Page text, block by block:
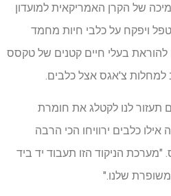
של הקרן האמריקאית למועדון
ויפקח על כלבי חיות מחמד
להוראת בעלי חיים קטנים של טקסס
תעזור לנו לקטלג את חומרת
כלבים ירוויחו הכי הרבה
הניקוד הזו תעבוד יד ביד
שלנו."